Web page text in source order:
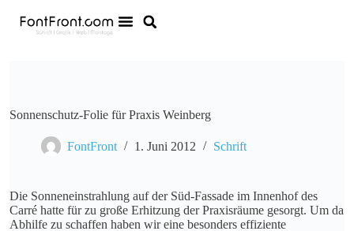
Sonnenschutz-Folie für Praxis Weinberg
FontFront 1. Juni 2012 Schrift
Die Sonneneinstrahlung auf der Süd-Fassade im Innenhof des
Carré hatte für zu große Erhitzung der Praxisräume gesorgt. Um da
Abhilfe zu schaffen haben wir eine besonders effiziente